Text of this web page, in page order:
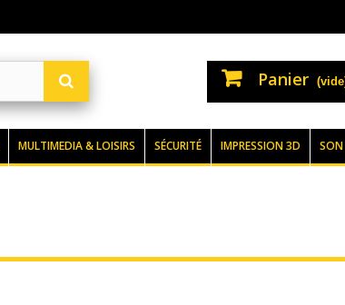
Panier
MULTIMEDIA & LOISIRS SÉCURITÉ IMPRESSION 3D SON